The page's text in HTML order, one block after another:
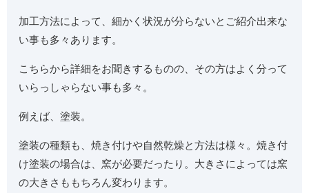
加工方法によって、細かく状況が分らないとご紹介出来な
い事も多々あります。
こちらから詳細をお聞きするものの、その方はよく分って
いらっしゃらない事も多々。
例えば、塗装。
塗装の種類も、焼き付けや自然乾燥と方法は様々。焼き付
け塗装の場合は、窯が必要だったり。大きさによっては窯
の大きさももちろん変わります。